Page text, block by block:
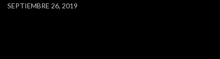
SEPTIEMBRE 26, 2019